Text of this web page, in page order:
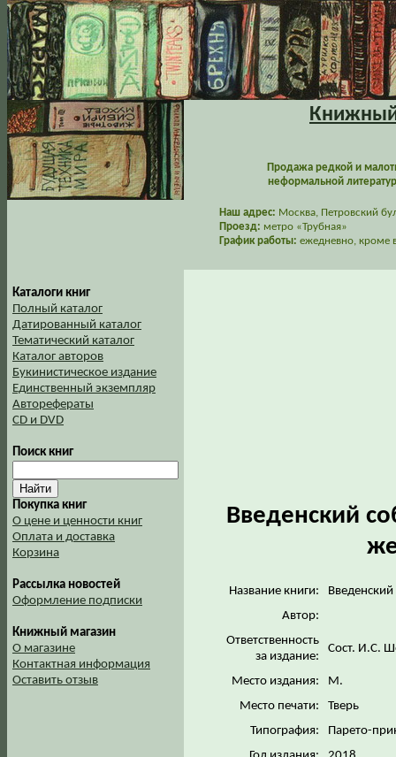
Книжный
Продажа редкой и
неформальной
Наш адрес: Москва, Петровский
Проезд: метро «Трубная»
График работы: ежедневно, кроме
Каталоги книг
Полный каталог
Датированный каталог
Тематический каталог
Каталог авторов
Букинистическое издание
Единственный экземпляр
Авторефераты
CD и DVD
Поиск книг
Покупка книг
О цене и ценности книг
Оплата и доставка
Корзина
Рассылка новостей
Оформление подписки
Книжный магазин
О магазине
Контактная информация
Оставить отзыв
Введенский
Название книги:
Автор:
Ответственность
за издание:
Сост. И.С.
Место издания:
М.
Место печати:
Тверь
Типография:
Парето-